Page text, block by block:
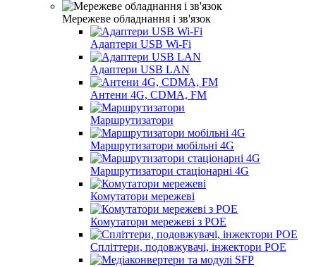
Мережеве обладнання і зв'язок
Адаптери USB Wi-Fi
Адаптери USB LAN
Антени 4G, CDMA, FM
Маршрутизатори
Маршрутизатори мобільні 4G
Маршрутизатори стаціонарні 4G
Комутатори мережеві
Комутатори мережеві з POE
Спліттери, подовжувачі, інжектори POE